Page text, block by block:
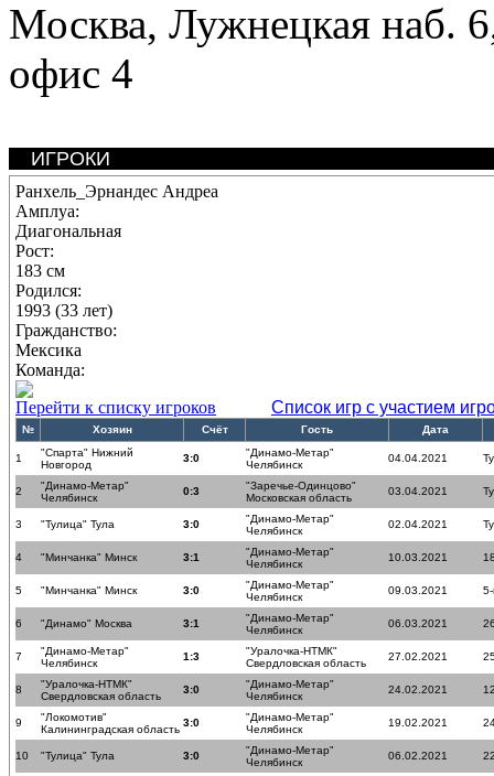
Москва, Лужнецкая наб.
офис 4
ИГРОКИ
Ранхель_Эрнандес Андреа
Амплуа:
Диагональная
Рост:
183 см
Родился:
1993 (33 лет)
Гражданство:
Мексика
Команда:
Перейти к списку игроков
Список игр с участием
№ Хозяин Счёт Гость Дата
1
"Спарта" Нижний
Новгород
3:0
"Динамо-Метар"
Челябинск
04.04.2021
2
"Динамо-Метар"
Челябинск
0:3
"Заречье-Одинцово"
Московская область
03.04.2021
3 "Тулица" Тула 3:0
"Динамо-Метар"
Челябинск
02.04.2021
4 "Минчанка" Минск 3:1
"Динамо-Метар"
Челябинск
10.03.2021
5 "Минчанка" Минск 3:0
"Динамо-Метар"
Челябинск
09.03.2021
6 "Динамо" Москва 3:1
"Динамо-Метар"
Челябинск
06.03.2021
7
"Динамо-Метар"
Челябинск
1:3
"Уралочка-НТМК"
Свердловская область
27.02.2021
8
"Уралочка-НТМК"
Свердловская область
3:0
"Динамо-Метар"
Челябинск
24.02.2021
9
"Локомотив"
Калининградская область
3:0
"Динамо-Метар"
Челябинск
19.02.2021
10 "Тулица" Тула 3:0
"Динамо-Метар"
Челябинск
06.02.2021